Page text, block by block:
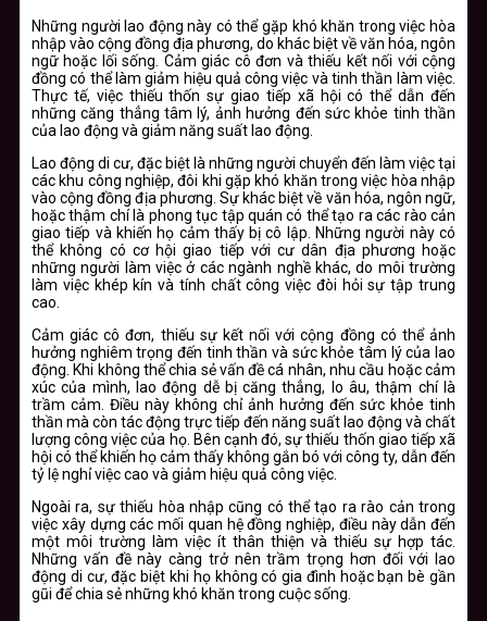
Những người lao động này có thể gặp khó khăn trong việc hòa
nhập vào cộng đồng địa phương, do khác biệt về văn hóa, ngôn
ngữ hoặc lối sống. Cảm giác cô đơn và thiếu kết nối với cộng
đồng có thể làm giảm hiệu quả công việc và tinh thần làm việc.
Thực tế, việc thiếu thốn sự giao tiếp xã hội có thể dẫn đến
những căng thẳng tâm lý, ảnh hưởng đến sức khỏe tinh thần
của lao động và giảm năng suất lao động.
Lao động di cư, đặc biệt là những người chuyển đến làm việc tại
các khu công nghiệp, đôi khi gặp khó khăn trong việc hòa nhập
vào cộng đồng địa phương. Sự khác biệt về văn hóa, ngôn ngữ,
hoặc thậm chí là phong tục tập quán có thể tạo ra các rào cản
giao tiếp và khiến họ cảm thấy bị cô lập. Những người này có
thể không có cơ hội giao tiếp với cư dân địa phương hoặc
những người làm việc ở các ngành nghề khác, do môi trường
làm việc khép kín và tính chất công việc đòi hỏi sự tập trung
cao.
Cảm giác cô đơn, thiếu sự kết nối với cộng đồng có thể ảnh
hưởng nghiêm trọng đến tinh thần và sức khỏe tâm lý của lao
động. Khi không thể chia sẻ vấn đề cá nhân, nhu cầu hoặc cảm
xúc của mình, lao động dễ bị căng thẳng, lo âu, thậm chí là
trầm cảm. Điều này không chỉ ảnh hưởng đến sức khỏe tinh
thần mà còn tác động trực tiếp đến năng suất lao động và chất
lượng công việc của họ. Bên cạnh đó, sự thiếu thốn giao tiếp xã
hội có thể khiến họ cảm thấy không gắn bó với công ty, dẫn đến
tỷ lệ nghỉ việc cao và giảm hiệu quả công việc.
Ngoài ra, sự thiếu hòa nhập cũng có thể tạo ra rào cản trong
việc xây dựng các mối quan hệ đồng nghiệp, điều này dẫn đến
một môi trường làm việc ít thân thiện và thiếu sự hợp tác.
Những vấn đề này càng trở nên trầm trọng hơn đối với lao
động di cư, đặc biệt khi họ không có gia đình hoặc bạn bè gần
gũi để chia sẻ những khó khăn trong cuộc sống.